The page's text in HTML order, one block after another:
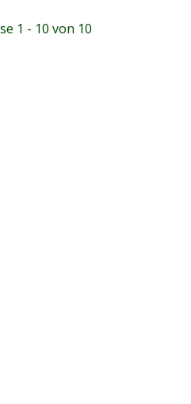
1 - 10 von 10